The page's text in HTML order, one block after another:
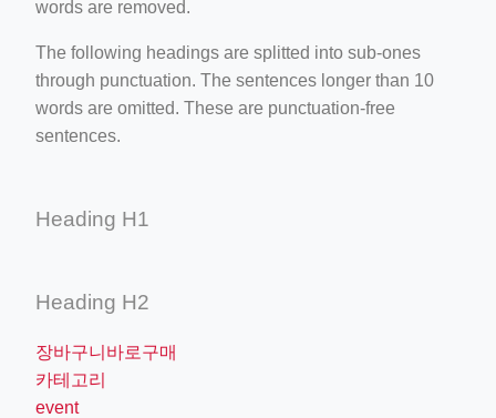
words are removed.
The following headings are splitted into sub-ones
through punctuation. The sentences longer than 10
words are omitted. These are punctuation-free
sentences.
Heading H1
Heading H2
장바구니바로구매
카테고리
event